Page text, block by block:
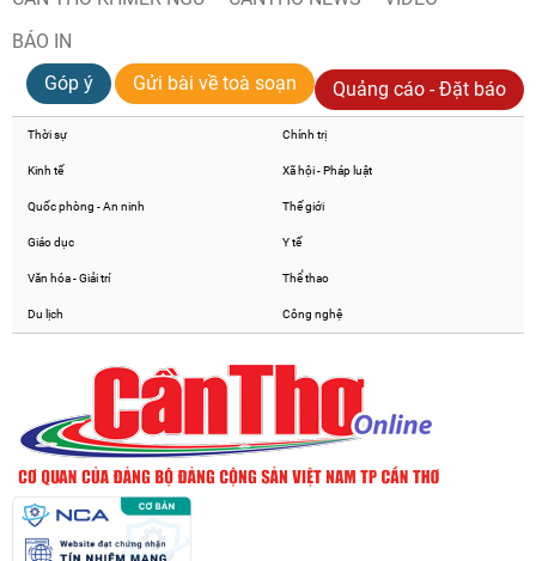
BÁO IN
Góp ý
Gửi bài về toà soạn Quảng cáo - Đặt báo
Thời sự Chính trị
Kinh tế Xã hội - Pháp luật
Quốc phòng - An ninh Thế giới
Giáo dục Y tế
Văn hóa - Giải trí Thể thao
Du lịch Công nghệ